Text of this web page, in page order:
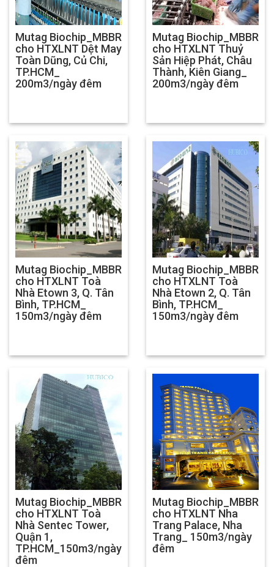
Mutag Biochip_MBBR
cho HTXLNT Dệt May
Toàn Dũng, Củ Chi,
TP.HCM_
200m3/ngày đêm
Mutag Biochip_MBBR
cho HTXLNT Thuỷ
Sản Hiệp Phát, Châu
Thành, Kiên Giang_
200m3/ngày đêm
Mutag Biochip_MBBR
cho HTXLNT Toà
Nhà Etown 3, Q. Tân
Bình, TP.HCM_
150m3/ngày đêm
Mutag Biochip_MBBR
cho HTXLNT Toà
Nhà Etown 2, Q. Tân
Bình, TP.HCM_
150m3/ngày đêm
Mutag Biochip_MBBR
cho HTXLNT Toà
Nhà Sentec Tower,
Quận 1,
TP.HCM_150m3/ngày
đêm
Mutag Biochip_MBBR
cho HTXLNT Nha
Trang Palace, Nha
Trang_ 150m3/ngày
đêm